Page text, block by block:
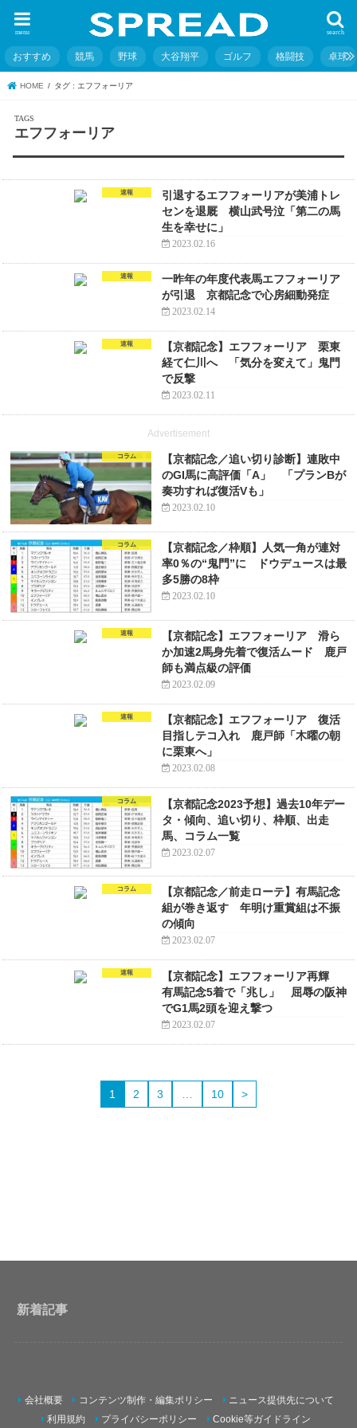
search
menu
おすすめ 競馬 野球 大谷翔平 ゴルフ 格闘技 卓球
HOME タグ : エフフォーリア
エフフォーリア
速報
引退するエフフォーリアが美浦トレ
センを退厩 横山武号泣「第二の馬
生を幸せに」
2023.02.16
速報
一昨年の年度代表馬エフフォーリア
が引退 京都記念で心房細動発症
2023.02.14
速報
【京都記念】エフフォーリア 栗東
経て仁川へ 「気分を変えて」鬼門
で反撃
2023.02.11
Advertisement
コラム
【京都記念／追い切り診断】連敗中
のGI馬に高評価「A」 「プランBが
奏功すれば復活Vも」
2023.02.10
コラム
【京都記念／枠順】人気一角が連対
率0％の“鬼門”に ドウデュースは最
多5勝の8枠
2023.02.10
速報
【京都記念】エフフォーリア 滑ら
か加速2馬身先着で復活ムード 鹿戸
師も満点級の評価
2023.02.09
速報
【京都記念】エフフォーリア 復活
目指しテコ入れ 鹿戸師「木曜の朝
に栗東へ」
2023.02.08
コラム
【京都記念2023予想】過去10年デー
タ・傾向、追い切り、枠順、出走
馬、コラム一覧
2023.02.07
コラム
【京都記念／前走ローテ】有馬記念
組が巻き返す 年明け重賞組は不振
の傾向
2023.02.07
速報
【京都記念】エフフォーリア再輝
有馬記念5着で「兆し」 屈辱の阪神
でG1馬2頭を迎え撃つ
2023.02.07
1 2 3 10 >
新着記事
会社概要 コンテンツ制作・編集ポリシー
ニュース提供先について
利用規約
プライバシーポリシー Cookie等ガイドライン